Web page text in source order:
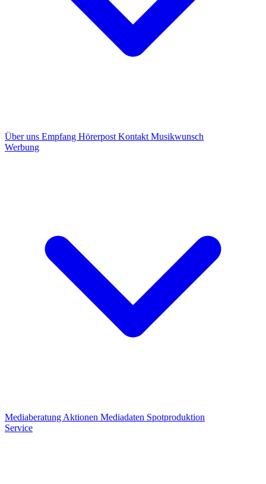
Über uns Empfang Hörerpost Kontakt Musikwunsch
Werbung
Mediaberatung Aktionen Mediadaten Spotproduktion
Service